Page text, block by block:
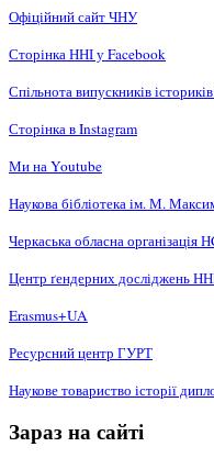
Офіційний сайт ЧНУ
Сторінка ННІ у Facebook
Спільнота випускників
Сторінка в Instagram
Ми на Youtube
Наукова бібліотека ім. М.
Черкаська обласна організація
Центр ґендерних досліджень
Erasmus+UA
Ресурсний центр ГУРТ
Наукове товариство історії
Зараз на сайті